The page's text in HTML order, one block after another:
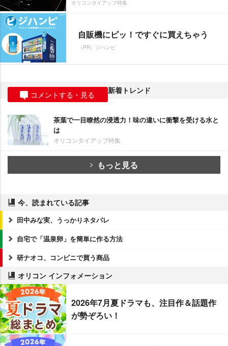
オリコンタイアップ特集
自販機にピッ！ですぐに買えちゃう
（PR）ジハンピ
コメントする・見る 新着トレンド
茶葉で一目瞭然の浸透力！味の違いに衝撃を受ける水と
は
オリコンタイアップ特集
もっと見る
今、読まれている記事
田中みな実、うっかりネタバレ
自宅で「温泉卵」を簡単に作る方法
研ナオコ、コンビニで買う商品
オリコン インフォメーション
2026年7月夏ドラマも、注目作＆話題作
が勢ぞろい！